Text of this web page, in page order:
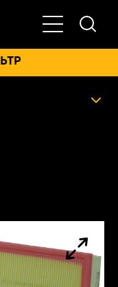
Главное